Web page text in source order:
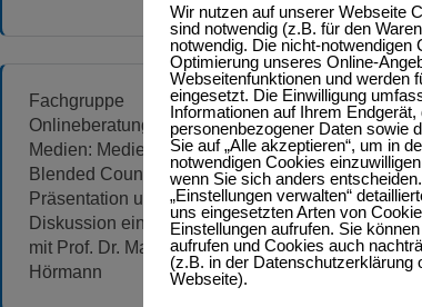
Fachgruppe
Onlineberatung und
Medien: Medienkompetenz
Blended Counseling-
Präsentation und
Diskussion eines Modells
mit Prof. Dr. Martina
Hörmann
Wir nutzen auf unserer Webseite
sind notwendig (z.B. für den
notwendig. Die nicht-notwendigen
Optimierung unseres Online-
Webseitenfunktionen und werden
eingesetzt. Die Einwilligung
Informationen auf Ihrem
personenbezogener Daten sowie
Sie auf „Alle akzeptieren“, um in
notwendigen Cookies
wenn Sie sich anders
„Einstellungen verwalten“
uns eingesetzten Arten von
Einstellungen aufrufen. Sie
aufrufen und Cookies auch
(z.B. in der Datenschutzerklärung
Webseite).